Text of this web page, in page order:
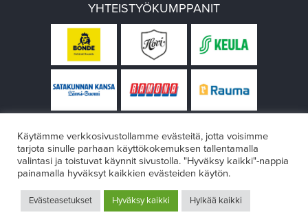
YHTEISTYÖKUMPPANIT
Design:VÄRIKÄS
Käytämme verkkosivustollamme evästeitä, jotta voisimme
tarjota sinulle parhaan käyttökokemuksen tallentamalla
valintasi ja toistuvat käynnit sivustolla. "Hyväksy kaikki"-nappia
painamalla hyväksyt kaikkien evästeiden käytön.
Evästeasetukset Hyväksy kaikki Hylkää kaikki